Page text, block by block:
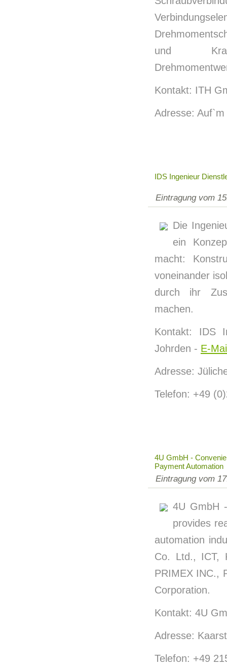
und
Kontakt: ITH
Adresse:
IDS Ingenieur
Eintragung vom
Die
ein
macht:
voneinander
durch ihr
machen.
Kontakt: IDS
Johrden - E-
Adresse:
Telefon: +49
4U GmbH -
Payment Automation
Eintragung vom
4U GmbH
provides
automation
Co. Ltd., ICT,
PRIMEX INC.,
Corporation.
Kontakt: 4U
Adresse:
Telefon: +49